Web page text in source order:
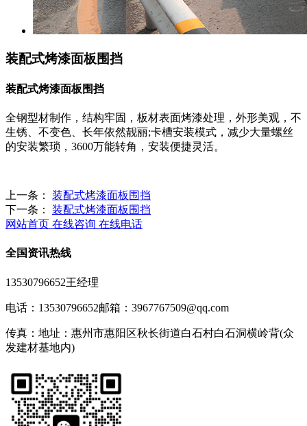
装配式烤漆面板围挡
装配式烤漆面板围挡
全钢型材制作，结构牢固，板材表面烤漆处理，外形美观，不
生锈、不变色、长年依然靓丽;卡槽安装模式，减少大量螺丝
的安装繁琐，3600万能转角，安装便捷灵活。
上一条：
装配式烤漆面板围挡
下一条：
装配式烤漆面板围挡
网站首页 在线咨询 在线电话
全国资讯热线
13530796652王经理
电话：13530796652邮箱：3967767509@qq.com
传真： 地址：惠州市惠阳区秋长街道白石村白石洞横岭背(众
发建材基地内)